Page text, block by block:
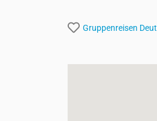
Gruppenreisen